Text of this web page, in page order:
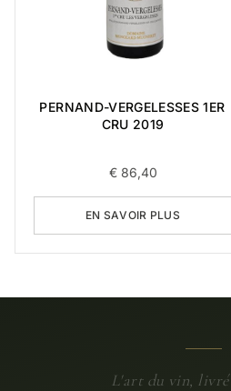
PERNAND-VERGELESSES 1ER
CRU 2019
€86,40
EN SAVOIR PLUS
L'art du vin, livré